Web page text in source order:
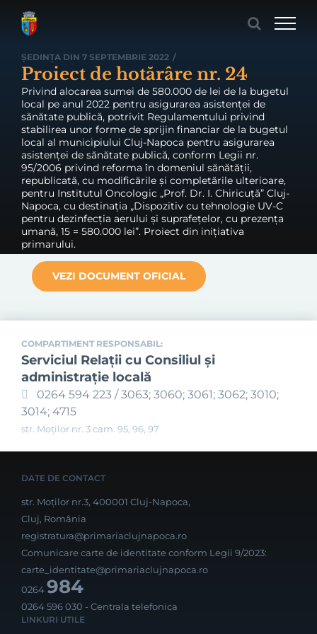
ȘEDINȚA DIN 7 SEPTEMBRIE 2022 /
Proiect de hotărâre nr. 24
Privind alocarea sumei de 580.000 de lei de la bugetul
local pe anul 2022 pentru asigurarea asistenței de
sănătate publică, potrivit Regulamentului privind
stabilirea unor forme de sprijin financiar de la bugetul
local al municipiului Cluj-Napoca pentru asigurarea
asistenței de sănătate publică, conform Legii nr.
95/2006 privind reforma în domeniul sănătății,
republicată, cu modificările și completările ulterioare,
pentru Institutul Oncologic „Prof. Dr. I. Chiricuță” Cluj-
Napoca, cu destinația „Dispozitiv cu tehnologie UV-C
pentru dezinfecția aerului și suprafețelor, cu prezența
umană, 15 = 580.000 lei”. Proiect din inițiativa
primarului.
VEZI DOCUMENT OFICIAL
COMPARTIMENT RESPONSABIL:
Serviciul Relaţii cu Consiliul şi
administraţie locală
0264 594 223 / 3063; 3060; 3061; 3062; 3010;
3014; 4715
str. Moților nr. 3 cam. 95, 96, 97
DATE DE CONTACT
str. Moților nr.3, 400001 Cluj-Napoca,
Cluj, România
registratura@primariaclujnapoca.ro
Comunicare carte de identitate conform Legii 9/2023:
carte_identitate@primariaclujnapoca.ro
0264984
0264 596 030 - Centrala telefonica
LINKURI UTILE